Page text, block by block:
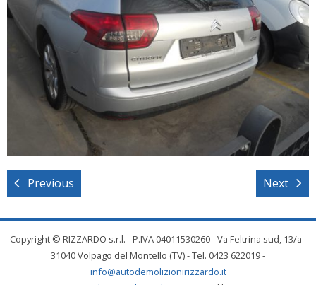
Previous Next
Copyright © RIZZARDO s.r.l. - P.IVA 04011530260 - Va Feltrina sud, 13/a -
31040 Volpago del Montello (TV) - Tel. 0423 622019 -
info@autodemolizionirizzardo.it